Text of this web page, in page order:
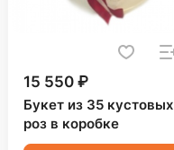
15 550 ₽
Букет из 35 кустовых
роз в коробке